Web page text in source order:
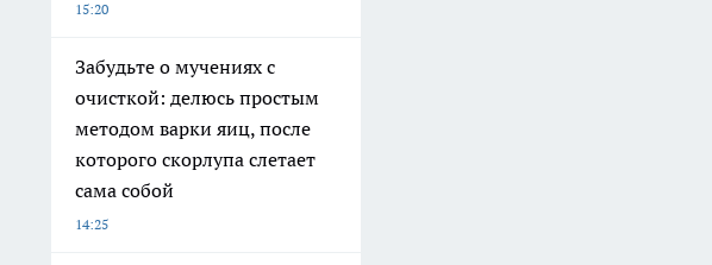
15:20
Забудьте о мучениях с
очисткой: делюсь простым
методом варки яиц, после
которого скорлупа слетает
сама собой
14:25